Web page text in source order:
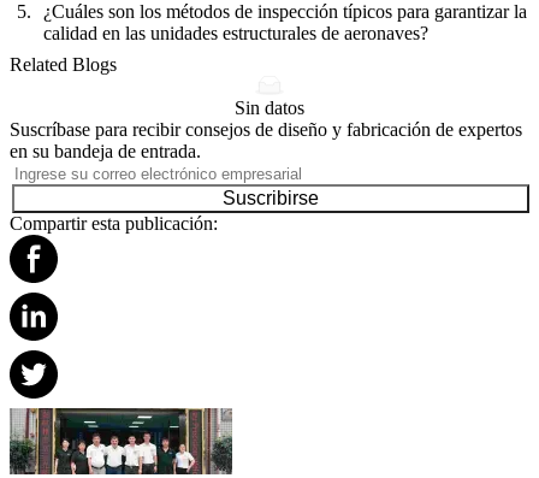
¿Cuáles son los métodos de inspección típicos para garantizar la
calidad en las unidades estructurales de aeronaves?
Related Blogs
Sin datos
Suscríbase para recibir consejos de diseño y fabricación de expertos
en su bandeja de entrada.
Suscribirse
Compartir esta publicación: